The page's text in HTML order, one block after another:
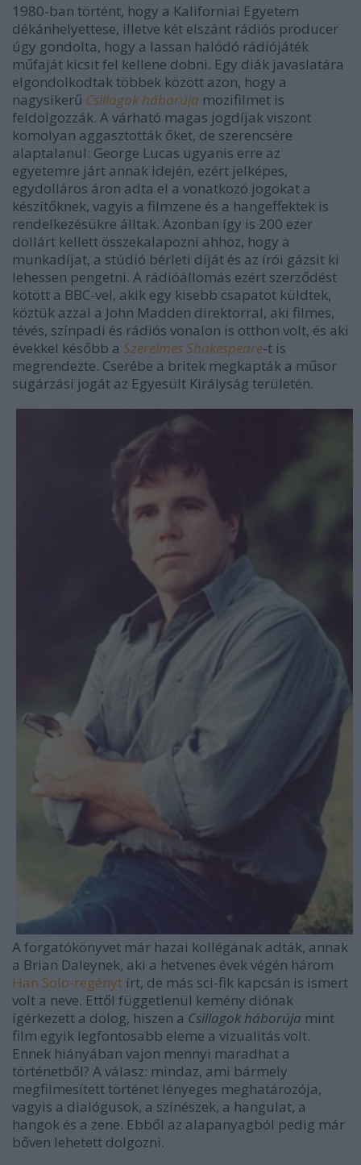
1980-ban történt, hogy a Kaliforniai Egyetem
dékánhelyettese, illetve két elszánt rádiós producer
úgy gondolta, hogy a lassan halódó rádiójáték
műfaját kicsit fel kellene dobni. Egy diák javaslatára
elgondolkodtak többek között azon, hogy a
nagysikerű Csillagok háborúja mozifilmet is
feldolgozzák. A várható magas jogdíjak viszont
komolyan aggasztották őket, de szerencsére
alaptalanul: George Lucas ugyanis erre az
egyetemre járt annak idején, ezért jelképes,
egydolláros áron adta el a vonatkozó jogokat a
készítőknek, vagyis a filmzene és a hangeffektek is
rendelkezésükre álltak. Azonban így is 200 ezer
dollárt kellett összekalapozni ahhoz, hogy a
munkadíjat, a stúdió bérleti díját és az írói gázsit ki
lehessen pengetni. A rádióállomás ezért szerződést
kötött a BBC-vel, akik egy kisebb csapatot küldtek,
köztük azzal a John Madden direktorral, aki filmes,
tévés, színpadi és rádiós vonalon is otthon volt, és aki
évekkel később a Szerelmes Shakespeare-t is
megrendezte. Cserébe a britek megkapták a műsor
sugárzási jogát az Egyesült Királyság területén.
A forgatókönyvet már hazai kollégának adták, annak
a Brian Daleynek, aki a hetvenes évek végén három
Han Solo-regényt írt, de más sci-fik kapcsán is ismert
volt a neve. Ettől függetlenül kemény diónak
ígérkezett a dolog, hiszen a Csillagok háborúja mint
film egyik legfontosabb eleme a vizualitás volt.
Ennek hiányában vajon mennyi maradhat a
történetből? A válasz: mindaz, ami bármely
megfilmesített történet lényeges meghatározója,
vagyis a dialógusok, a színészek, a hangulat, a
hangok és a zene. Ebből az alapanyagból pedig már
bőven lehetett dolgozni.